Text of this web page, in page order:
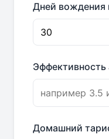
Дней вождения
Домашний